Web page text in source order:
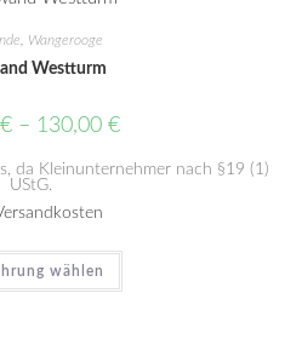
Wangerooge
Westturm
€ – 130,00 €
da Kleinunternehmer nach §19 (1)
UStG.
wählen